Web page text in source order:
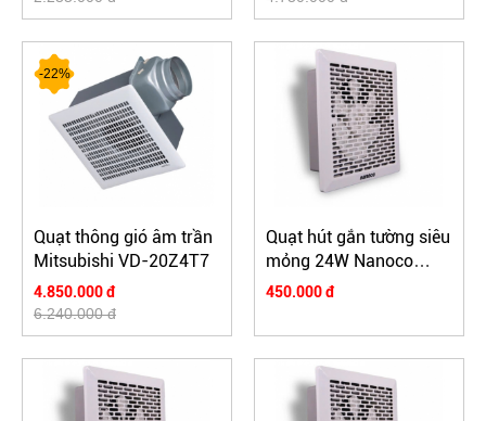
-22%
Quạt thông gió âm trần
Mitsubishi VD-20Z4T7
4.850.000 đ
6.240.000 đ
Quạt hút gắn tường siêu
mỏng 24W Nanoco
NMV2523
450.000 đ